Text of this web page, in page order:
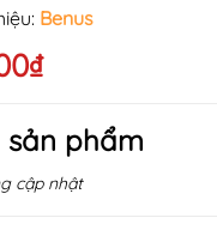
Benus
sản phẩm
cập nhật